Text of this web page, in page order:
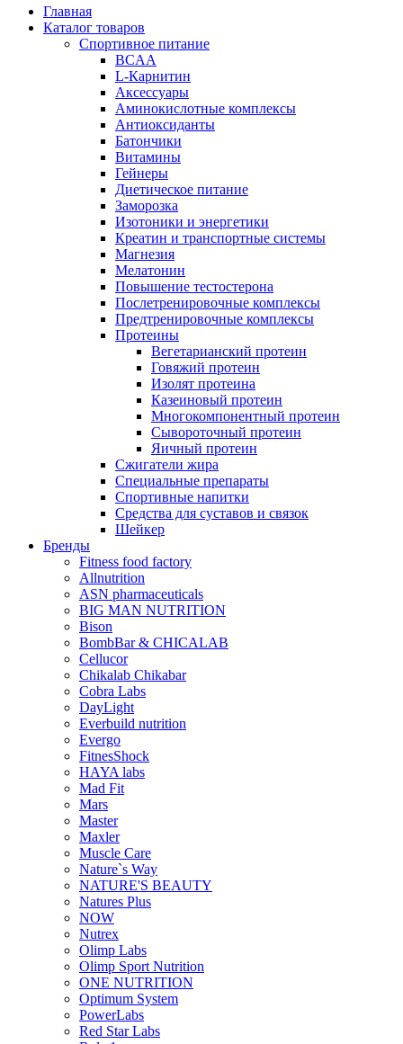
Главная
Каталог товаров
Спортивное питание
BCAA
L-Карнитин
Аксессуары
Аминокислотные комплексы
Антиоксиданты
Батончики
Витамины
Гейнеры
Диетическое питание
Заморозка
Изотоники и энергетики
Креатин и транспортные системы
Магнезия
Мелатонин
Повышение тестостерона
Послетренировочные комплексы
Предтренировочные комплексы
Протеины
Вегетарианский протеин
Говяжий протеин
Изолят протеина
Казеиновый протеин
Многокомпонентный протеин
Сывороточный протеин
Яичный протеин
Сжигатели жира
Специальные препараты
Спортивные напитки
Средства для суставов и связок
Шейкер
Бренды
Fitness food factory
Allnutrition
ASN pharmaceuticals
BIG MAN NUTRITION
Bison
BombBar & CHICALAB
Cellucor
Chikalab Chikabar
Cobra Labs
DayLight
Everbuild nutrition
Evergo
FitnesShock
HAYA labs
Mad Fit
Mars
Master
Maxler
Muscle Care
Nature`s Way
NATURE'S BEAUTY
Natures Plus
NOW
Nutrex
Olimp Labs
Olimp Sport Nutrition
ONE NUTRITION
Optimum System
PowerLabs
Red Star Labs